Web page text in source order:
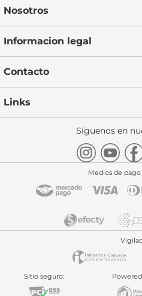
Nosotros
Informacion legal
Contacto
Links
Síguenos en
Medios de
Sitio seguro: